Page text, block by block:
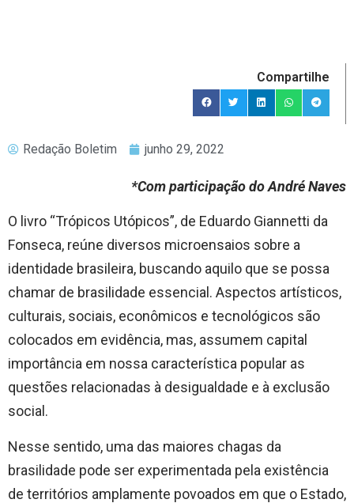
Compartilhe
Redação Boletim junho 29, 2022
*Com participação do André Naves
O livro “Trópicos Utópicos”, de Eduardo Giannetti da
Fonseca, reúne diversos microensaios sobre a
identidade brasileira, buscando aquilo que se possa
chamar de brasilidade essencial. Aspectos artísticos,
culturais, sociais, econômicos e tecnológicos são
colocados em evidência, mas, assumem capital
importância em nossa característica popular as
questões relacionadas à desigualdade e à exclusão
social.
Nesse sentido, uma das maiores chagas da
brasilidade pode ser experimentada pela existência
de territórios amplamente povoados em que o Estado,